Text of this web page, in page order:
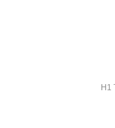
H1